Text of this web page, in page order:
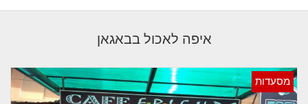
איפה לאכול בבאגאן
מסעדות